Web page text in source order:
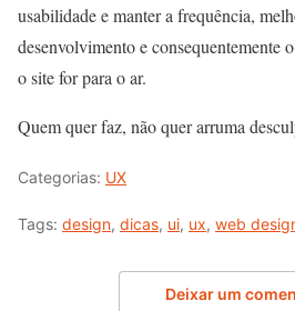
usabilidade e manter a frequência,
desenvolvimento e consequentemente
o site for para o ar.
Quem quer faz, não quer arruma
Categorias: UX
Tags: design, dicas, ui, ux, web
Deixar um